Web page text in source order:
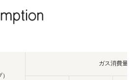
ガス消費量